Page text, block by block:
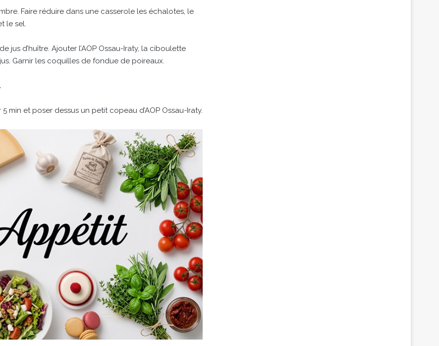
Faire réduire dans une casserole les échalotes, le
le sel.
d’huître. Ajouter l’AOP Ossau-Iraty, la ciboulette
Garnir les coquilles de fondue de poireaux.
min et poser dessus un petit copeau d’AOP Ossau-Iraty.